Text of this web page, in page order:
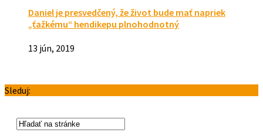
Daniel je presvedčený, že život bude mať napriek
„ťažkému“ hendikepu plnohodnotný
13 jún, 2019
Sleduj: